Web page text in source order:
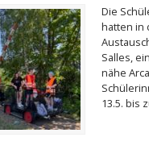
Die
hatten in
Salles,
nähe
13.5. bis